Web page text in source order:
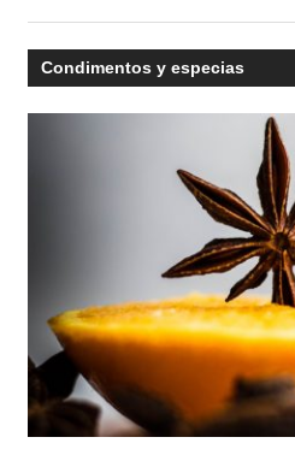
Condimentos y especias